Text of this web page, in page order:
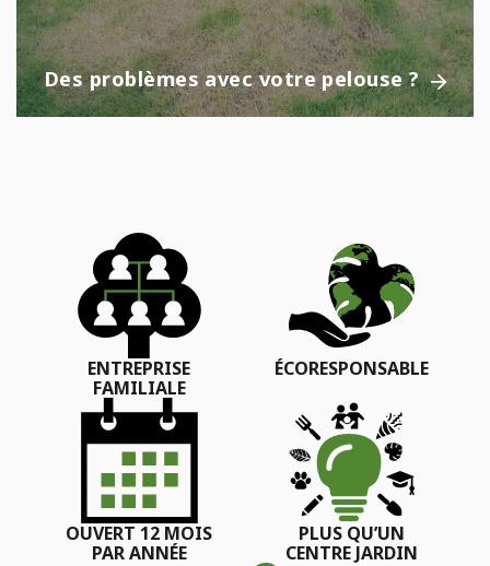
Des problèmes avec votre pelouse ?
ENTREPRISE
FAMILIALE
ÉCORESPONSABLE
OUVERT 12 MOIS
PAR ANNÉE
PLUS QU’UN
CENTRE JARDIN